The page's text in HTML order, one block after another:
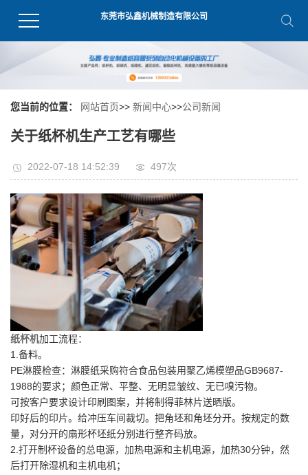
东莞市弘鑫机械制造有限公司
您当前的位置： 网站首页>> 新闻中心>>公司新闻
关于纸杯机生产工艺有哪些
2022-07-18 14:52:39 497次
纸杯机加工流程：
1.备料。
PE淋膜检查：淋膜纸采购符合食品包装用聚乙烯模塑品GB9687-
1988的要求；颜色正常、平整、无明显皱纹、无已嗅污物。
可按客户要求设计印刷图案，并将制得菲林片送晒版。
印好后的印片。给冲压车间裁切。把角坯和角坯分开。按规定的数
量，对分开的扇形杯坯纸分别进行整齐码放。
2.打开制杯设备的总电源，加热电源和主机电源，加热30分钟，然
后打开除湿机和主机电机；